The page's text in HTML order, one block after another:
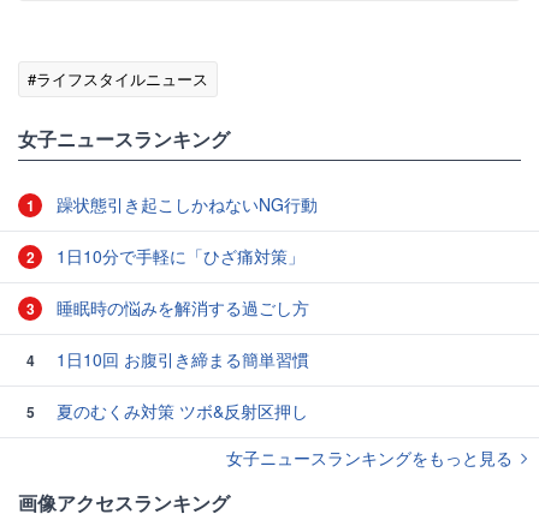
#ライフスタイルニュース
女子ニュースランキング
1 躁状態引き起こしかねないNG行動
2 1日10分で手軽に「ひざ痛対策」
3 睡眠時の悩みを解消する過ごし方
4 1日10回 お腹引き締まる簡単習慣
5
夏のむくみ対策 ツボ&反射区押し
女子ニュースランキングをもっと見る
画像アクセスランキング